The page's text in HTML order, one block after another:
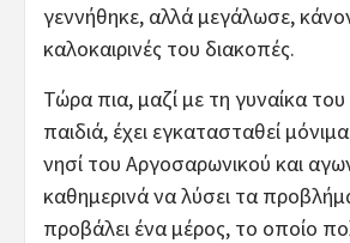
γεννήθηκε, αλλά μεγάλωσε,
καλοκαιρινές του διακοπές.
Τώρα πια, μαζί με τη γυναίκα
παιδιά, έχει εγκατασταθεί
νησί του Αργοσαρωνικού και
καθημερινά να λύσει τα
προβάλει ένα μέρος, το οποίο